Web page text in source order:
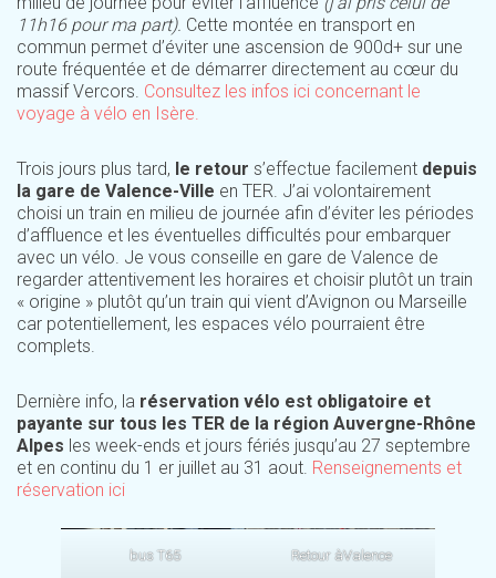
11h16 pour ma part). Cette montée en transport en
commun permet d’éviter une ascension de 900d+ sur une
route fréquentée et de démarrer directement au cœur du
massif Vercors. Consultez les infos ici concernant le
voyage à vélo en Isère.
Trois jours plus tard, le retour s’effectue facilement depuis
la gare de Valence-Ville en TER. J’ai volontairement
choisi un train en milieu de journée afin d’éviter les périodes
d’affluence et les éventuelles difficultés pour embarquer
avec un vélo. Je vous conseille en gare de Valence de
regarder attentivement les horaires et choisir plutôt un train
« origine » plutôt qu’un train qui vient d’Avignon ou Marseille
car potentiellement, les espaces vélo pourraient être
complets.
Dernière info, la réservation vélo est obligatoire et
payante sur tous les TER de la région Auvergne-Rhône
Alpes les week-ends et jours fériés jusqu’au 27 septembre
et en continu du 1 er juillet au 31 aout. Renseignements et
réservation ici
bus T65 Retour àValence